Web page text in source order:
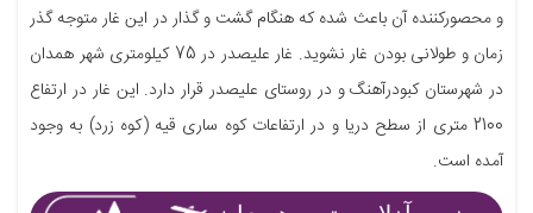
و محصورکننده آن باعث شده که هنگام گشت و گذار در این غار متوجه گذر
زمان و طولانی بودن غار نشوید. غار علیصدر در 75 کیلومتری شهر همدان
در شهرستان کبودرآهنگ و در روستای علیصدر قرار دارد. این غار در ارتفاع
2100 متری از سطح دریا و در ارتفاعات کوه ساری قیه (کوه زرد) به وجود
آمده است.